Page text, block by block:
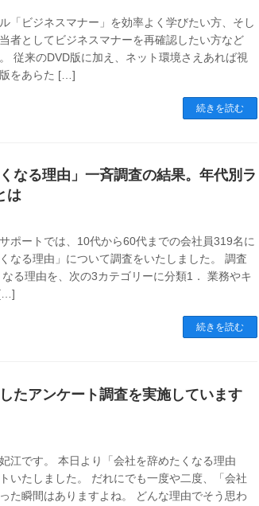
「ビジネスマナー」を効率よく学びたい方、そし
者としてビジネスマナーを再確認したい方など
従来のDVD版に加え、ネット環境さえあれば視
をあらた […]
続きを読む
なる理由」一斉調査の結果。年代別ラ
は
ポートでは、10代から60代までの会社員319名に
なる理由」について調査をいたしました。 調査
る理由を、次の3カテゴリーに分類1． 業務やキ
続きを読む
たアンケート調査を実施しています
江です。 本日より「会社を辞めたくなる理由
いたしました。 だれにでも一度や二度、「会社
た瞬間はありますよね。 どんな理由でそう思わ